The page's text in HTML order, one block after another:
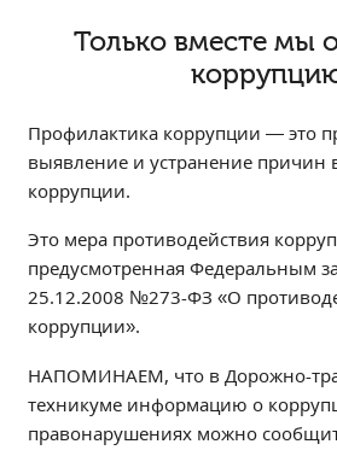
Главная
Профессионалитет
Опрос по качеству образования
Новости
Информация
Независимая оценка качества
Контакты
Региональный центр по
Только вместе мы
Профилактика коррупции — это
выявление и устранение причин
коррупции.
Это мера противодействия
предусмотренная Федеральным
25.12.2008 №273-ФЗ «О
коррупции».
НАПОМИНАЕМ, что в Дорожно-
техникуме информацию о
правонарушениях можно